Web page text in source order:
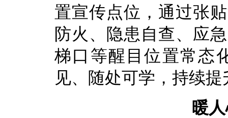
置宣传点位，通过张
防火、隐患自查、应
梯口等醒目位置常态
见、随处可学，持续
暖